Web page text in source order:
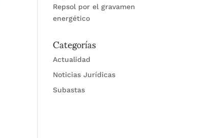
Repsol por el gravamen
energético
Categorías
Actualidad
Noticias Jurídicas
Subastas